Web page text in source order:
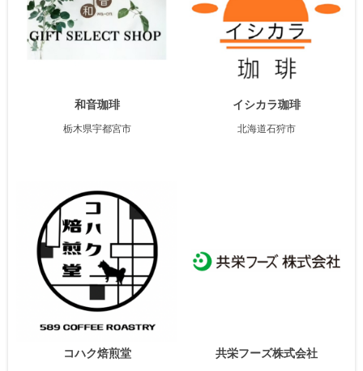
和音珈琲
栃木県宇都宮市
イシカラ珈琲
北海道石狩市
コハク焙煎堂 共栄フーズ株式会社